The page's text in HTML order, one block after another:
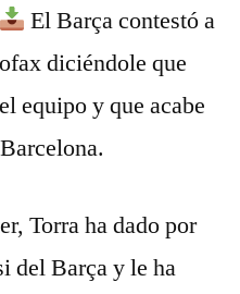
El Barça contestó a
diciéndole que
equipo y que acabe
Torra ha dado por
del Barça y le ha